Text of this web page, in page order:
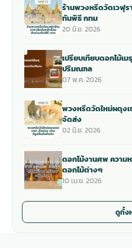
ร้านพวงหรีดวัดเวฬุ
ทันพิธี กทม
20 มิ.ย. 2026
เปรียบเทียบดอกไม้เ
ปริมณฑล
07 พ.ค. 2026
พวงหรีดวัดใหม่ผดุง
จัดส่ง
02 มิ.ย. 2026
ดอกไม้งานศพ ความ
ดอกไม้ต่างๆ
10 เม.ย. 2026
ดูทั้ง